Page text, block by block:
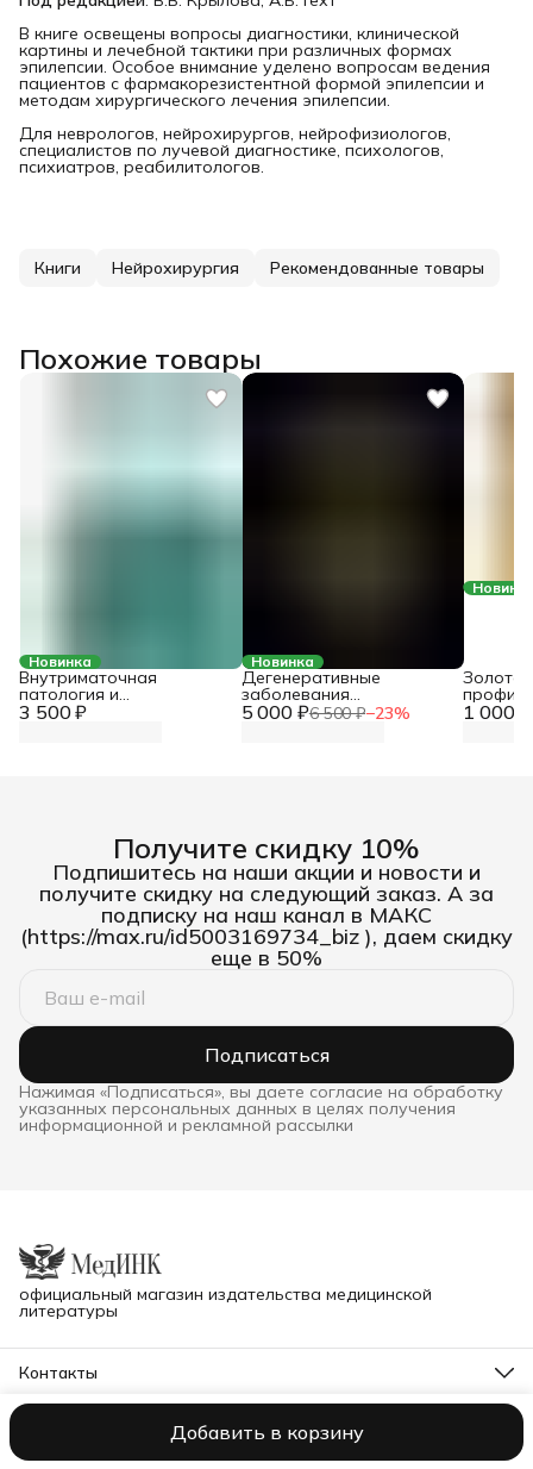
Добавить в корзину
В книге освещены вопросы диагностики, клинической
картины и лечебной тактики при различных формах
эпилепсии. Особое внимание уделено вопросам ведения
пациентов с фармакорезистентной формой эпилепсии и
методам хирургического лечения эпилепсии.
Для неврологов, нейрохирургов, нейрофизиологов,
специалистов по лучевой диагностике, психологов,
психиатров, реабилитологов.
Книги Нейрохирургия Рекомендованные товары
Похожие товары
Новинка
3 500 ₽
Внутриматочная
патология и
хирургическое лечение
Новинка
5 000 ₽6 500 ₽−23%
Дегенеративные
заболевания
позвоночника: 1 000 ₽
Получите скидку 10%
Подпишитесь на наши акции и новости и
получите скидку на следующий заказ. А за
подписку на наш канал в МАКС
(https://max.ru/id5003169734_biz ), даем скидку
еще в 50%
Подписаться
Нажимая «Подписаться», вы даете согласие на обработку
указанных персональных данных в целях получения
информационной и рекламной рассылки
официальный магазин издательства медицинской
литературы
Контакты
Телефон
Эл. почта
ОплатаДоставкаПравила возврата